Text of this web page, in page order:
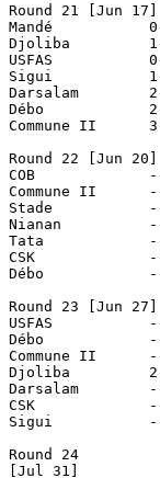
Round 21 [Jun 17]
Mandé		0-2 Stade
Djoliba		1-0 Réal
USFAS		0-1 COB
Sigui		1-2 CSK
Darsalam	2-0 Tata
Débo		2-3 Nianan
Commune II	3-0 Mamahira
Round 22 [Jun 20]
COB		--- Djoliba
Commune II	--- Réal
Stade		--- USFAS
Nianan		--- Darsalam
Tata		--- Sigui
CSK		--- Mandé
Débo		--- Mamahira
Round 23 [Jun 27]
USFAS		--- Mandé
Débo		--- Réal
Commune II	--- COB
Djoliba		2-2 Stade
Darsalam	--- Mamahira
CSK		--- Tata
Sigui		--- Nianan
Round 24
[Jul 31]